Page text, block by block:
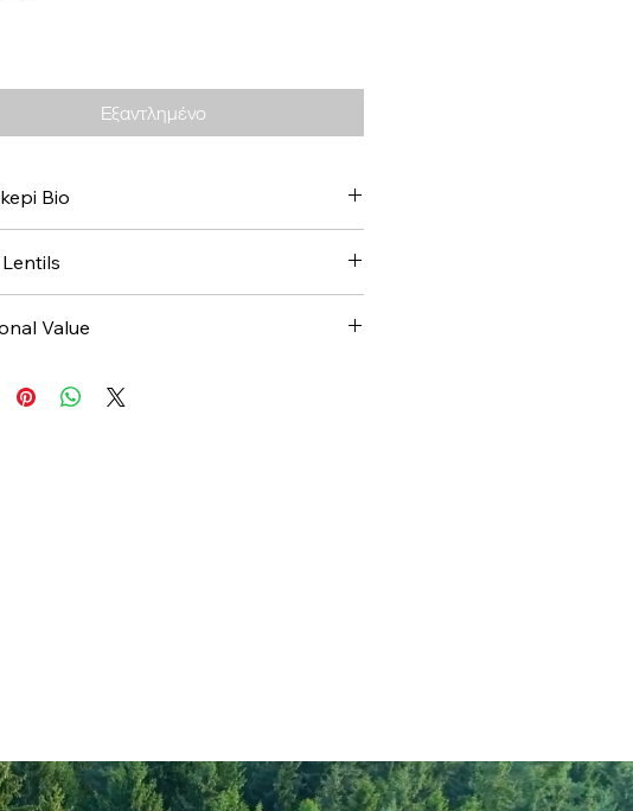
Εξαντλημένο
Bio
Value
per 100gr
(g) 21